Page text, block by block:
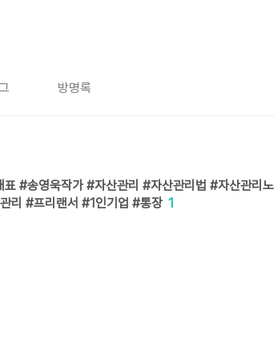
방명록
#송영욱작가 #자산관리 #자산관리법 #자산관리
리 #프리랜서 #1인기업 #통장 1